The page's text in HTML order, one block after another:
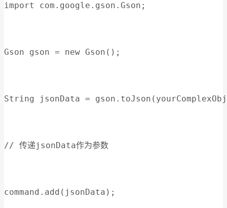
import com.google.gson.Gson;
Gson gson = new Gson();
String jsonData =
// 传递jsonData作为参数
command.add(jsonData);